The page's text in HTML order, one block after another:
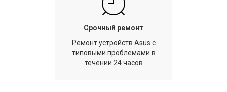
Срочный ремонт
Ремонт устройств Asus с
типовыми проблемами в
течении 24 часов